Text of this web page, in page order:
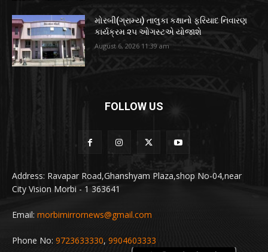
મોરબી(ગ્રામ્ય) તાલુકા કક્ષાનો ફરિયાદ નિવારણ
કાર્યક્રમ ૨૫ ઓગસ્ટએ યોજાશે
August 6, 2026 11:39 am
FOLLOW US
Address: Ravapar Road,Ghanshyam Plaza,shop No-04,near
City Vision Morbi - 1 363641
Email: morbimirrornews@gmail.com
Phone No: 9723633330, 9904603333